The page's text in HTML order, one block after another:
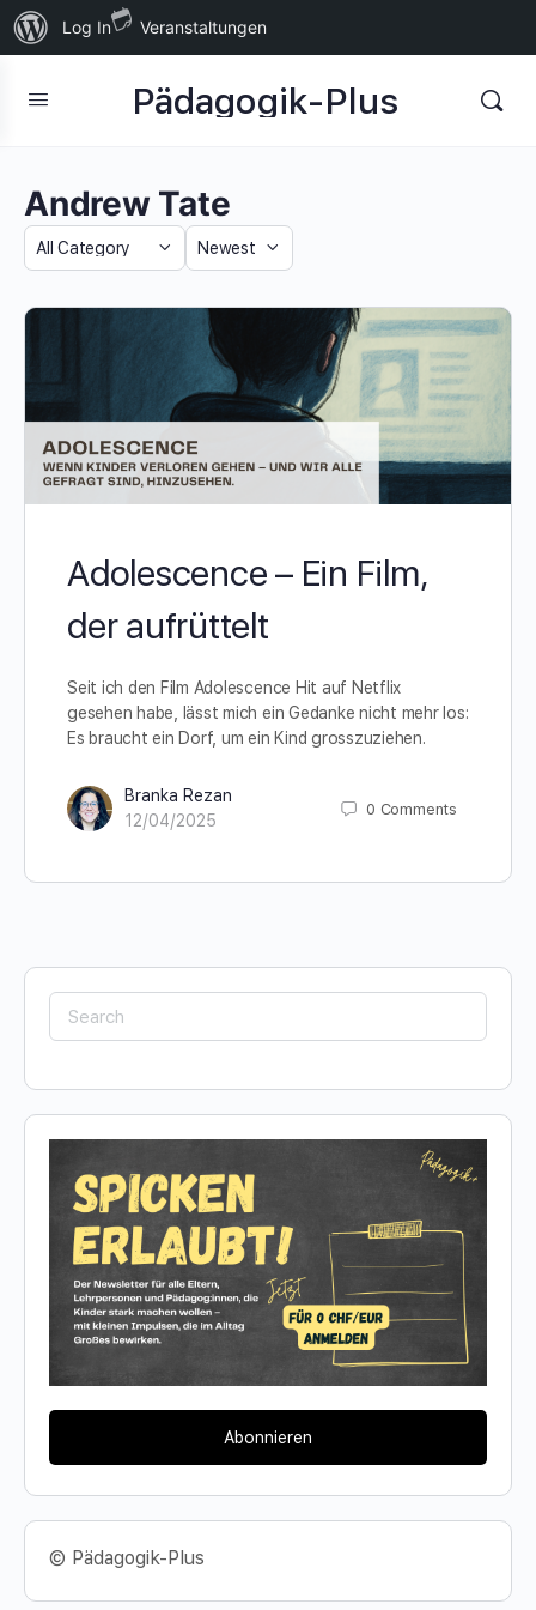
Über
WordPress
Log In Veranstaltungen
Pädagogik-Plus
Andrew Tate
Category
Sort
Adolescence – Ein Film,
der aufrüttelt
Seit ich den Film Adolescence Hit auf Netflix
gesehen habe, lässt mich ein Gedanke nicht mehr los:
Es braucht ein Dorf, um ein Kind grosszuziehen.
Branka Rezan
12/04/2025
0 Comments
Search
for:
Abonnieren
© Pädagogik-Plus